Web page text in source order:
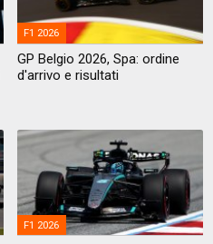
F1 2026
GP Belgio 2026, Spa: ordine
d'arrivo e risultati
F1 2026